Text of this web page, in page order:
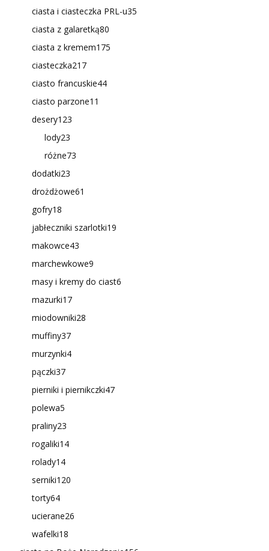
ciasta i ciasteczka PRL-u35
ciasta z galaretką80
ciasta z kremem175
ciasteczka217
ciasto francuskie44
ciasto parzone11
desery123
lody23
różne73
dodatki23
drożdżowe61
gofry18
jabłeczniki szarlotki19
makowce43
marchewkowe9
masy i kremy do ciast6
mazurki17
miodowniki28
muffiny37
murzynki4
pączki37
pierniki i piernikczki47
polewa5
praliny23
rogaliki14
rolady14
serniki120
torty64
ucierane26
wafelki18